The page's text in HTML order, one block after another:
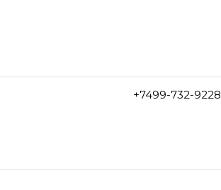
+7499-732-9228